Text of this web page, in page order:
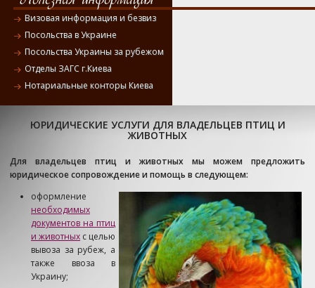
Визовая информация и безвиз
Посольства в Украине
Посольства Украины за рубежом
Отделы ЗАГС г.Киева
Нотариальные конторы Киева
ЮРИДИЧЕСКИЕ УСЛУГИ ДЛЯ ВЛАДЕЛЬЦЕВ ПТИЦ И
ЖИВОТНЫХ
Для владельцев птиц и животных мы можем предложить
юридическое сопровождение и помощь в следующем:
оформление
необходимых
документов на птиц
и животных с целью
вывоза за рубеж, а
также ввоза в
Украину;